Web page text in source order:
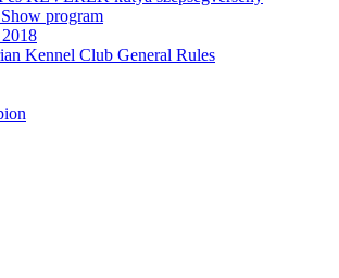
program
Kennel Club General Rules